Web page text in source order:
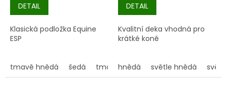
DETAIL
Klasická podložka Equine
ESP
tmavě hnědá šedá tmavě modrá vínová
DETAIL
Kvalitní deka vhodná pro
krátké koně
hnědá světle hnědá